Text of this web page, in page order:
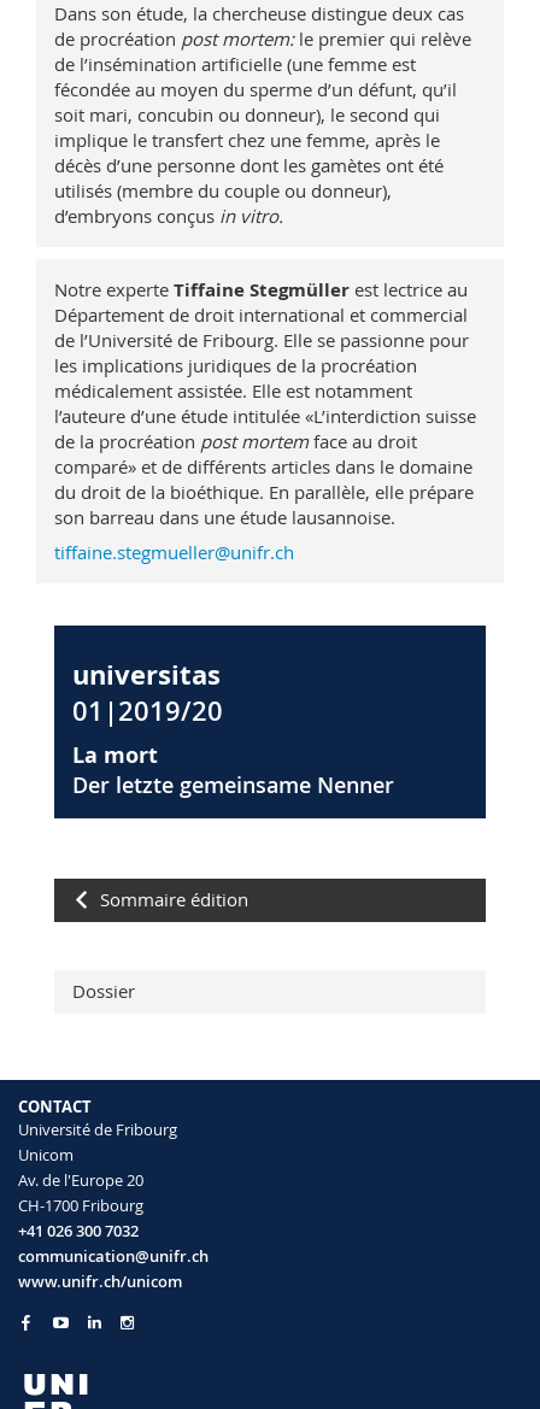
Dans son étude, la chercheuse distingue deux cas
de procréation post mortem:le premier qui relève
de l’insémination artificielle (une femme est
fécondée au moyen du sperme d’un défunt, qu’il
soit mari, concubin ou donneur), le second qui
implique le transfert chez une femme, après le
décès d’une personne dont les gamètes ont été
utilisés (membre du couple ou donneur),
d’embryons conçus in vitro.
Notre experte Tiffaine Stegmüller est lectrice au
Département de droit international et commercial
de l’Université de Fribourg. Elle se passionne pour
les implications juridiques de la procréation
médicalement assistée. Elle est notamment
l’auteure d’une étude intitulée «L’interdiction suisse
de la procréation post mortemface au droit
comparé» et de différents articles dans le domaine
du droit de la bioéthique. En parallèle, elle prépare
son barreau dans une étude lausannoise.
tiffaine.stegmueller@unifr.ch
universitas
01|2019/20
La mort
Der letzte gemeinsame Nenner
Sommaire édition
Dossier
CONTACT
Université de Fribourg
Unicom
Av. de l'Europe 20
CH-1700 Fribourg
+41 026 300 7032
communication@unifr.ch
www.unifr.ch/unicom